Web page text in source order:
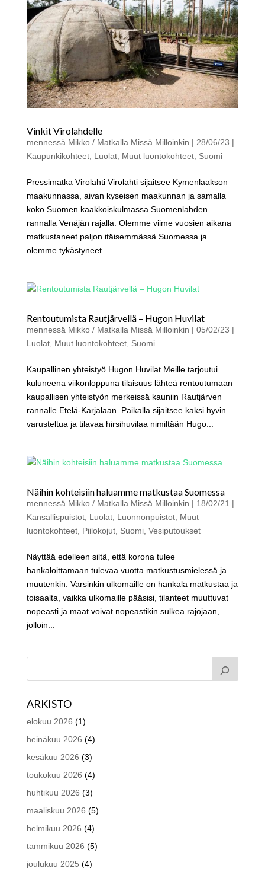
Vinkit Virolahdelle
mennessä Mikko / Matkalla Missä Milloinkin | 28/06/23 |
Kaupunkikohteet, Luolat, Muut luontokohteet, Suomi
Pressimatka Virolahti Virolahti sijaitsee Kymenlaakson
maakunnassa, aivan kyseisen maakunnan ja samalla
koko Suomen kaakkoiskulmassa Suomenlahden
rannalla Venäjän rajalla. Olemme viime vuosien aikana
matkustaneet paljon itäisemmässä Suomessa ja
olemme tykästyneet...
Rentoutumista Rautjärvellä – Hugon Huvilat
mennessä Mikko / Matkalla Missä Milloinkin | 05/02/23 |
Luolat, Muut luontokohteet, Suomi
Kaupallinen yhteistyö Hugon Huvilat Meille tarjoutui
kuluneena viikonloppuna tilaisuus lähteä rentoutumaan
kaupallisen yhteistyön merkeissä kauniin Rautjärven
rannalle Etelä-Karjalaan. Paikalla sijaitsee kaksi hyvin
varusteltua ja tilavaa hirsihuvilaa nimiltään Hugo...
Näihin kohteisiin haluamme matkustaa Suomessa
mennessä Mikko / Matkalla Missä Milloinkin | 18/02/21 |
Kansallispuistot, Luolat, Luonnonpuistot, Muut
luontokohteet, Piilokojut, Suomi, Vesiputoukset
Näyttää edelleen siltä, että korona tulee
hankaloittamaan tulevaa vuotta matkustusmielessä ja
muutenkin. Varsinkin ulkomaille on hankala matkustaa ja
toisaalta, vaikka ulkomaille pääsisi, tilanteet muuttuvat
nopeasti ja maat voivat nopeastikin sulkea rajojaan,
jolloin...
ARKISTO
elokuu 2026 (1)
heinäkuu 2026 (4)
kesäkuu 2026 (3)
toukokuu 2026 (4)
huhtikuu 2026 (3)
maaliskuu 2026 (5)
helmikuu 2026 (4)
tammikuu 2026 (5)
joulukuu 2025 (4)